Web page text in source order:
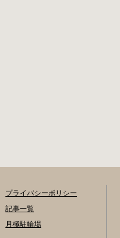
プライバシーポリシー
記事一覧
月極駐輪場